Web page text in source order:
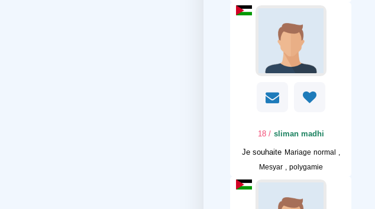
sliman madhi
/ 18
Je souhaite Mariage normal ,
Mesyar , polygamie